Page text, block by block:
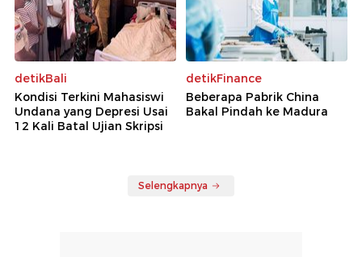
detikBali
Kondisi Terkini Mahasiswi
Undana yang Depresi Usai
12 Kali Batal Ujian Skripsi
detikFinance
Beberapa Pabrik China
Bakal Pindah ke Madura
Selengkapnya